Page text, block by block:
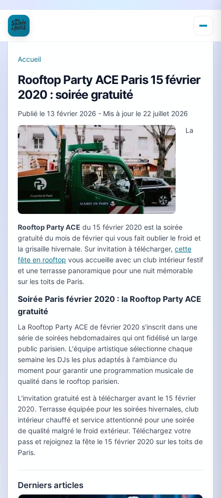
Accueil
Rooftop Party ACE Paris 15 février
2020 : soirée gratuité
Publié le 13 février 2026 - Mis à jour le 22 juillet 2026
La
Rooftop Party ACE du 15 février 2020 est la soirée
gratuité du mois de février qui vous fait oublier le froid et
la grisaille hivernale. Sur invitation à télécharger, cette
fête en rooftop vous accueille avec un club intérieur festif
et une terrasse panoramique pour une nuit mémorable
sur les toits de Paris.
Soirée Paris février 2020 : la Rooftop Party ACE
gratuité
La Rooftop Party ACE de février 2020 s'inscrit dans une
série de soirées hebdomadaires qui ont fidélisé un large
public parisien. L'équipe artistique sélectionne chaque
semaine les DJs les plus adaptés à l'ambiance du
moment pour garantir une programmation musicale de
qualité dans le rooftop parisien.
L'invitation gratuité est à télécharger avant le 15 février
2020. Terrasse équipée pour les soirées hivernales, club
intérieur chauffé et service attentionné pour une soirée
de qualité malgré le froid extérieur. Téléchargez votre
pass et rejoignez la fête le 15 février 2020 sur les toits de
Paris.
Derniers articles